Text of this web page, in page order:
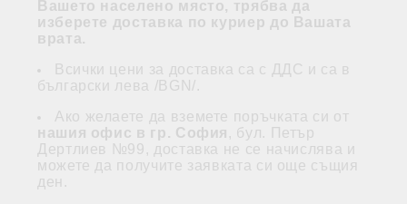
Вашето населено място, трябва да
изберете доставка по куриер до Вашата
врата.
Всички цени за доставка са с ДДС и са в
български лева /BGN/.
Ако желаете да вземете поръчката си от
нашия офис в гр. София , бул. Петър
Дертлиев №99, доставка не се начислява и
можете да получите заявката си още същия
ден.